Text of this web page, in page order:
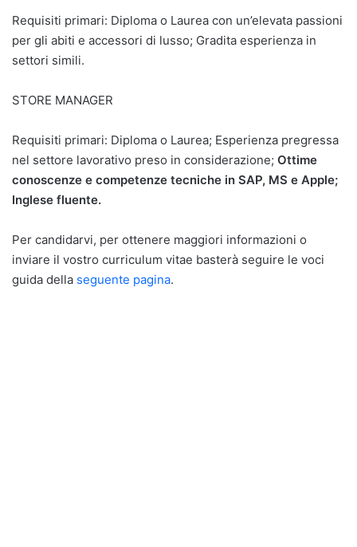
Requisiti primari: Diploma o Laurea con un’elevata passioni
per gli abiti e accessori di lusso; Gradita esperienza in
settori simili.
STORE MANAGER
Requisiti primari: Diploma o Laurea; Esperienza pregressa
nel settore lavorativo preso in considerazione; Ottime
conoscenze e competenze tecniche in SAP, MS e Apple;
Inglese fluente.
Per candidarvi, per ottenere maggiori informazioni o
inviare il vostro curriculum vitae basterà seguire le voci
guida della seguente pagina.